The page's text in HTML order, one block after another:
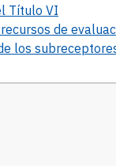
Título VI
de
los